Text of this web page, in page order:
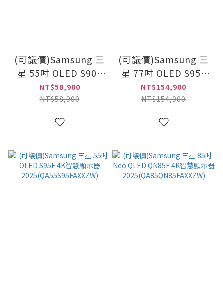
(可議價)Samsung 三
星 55吋 OLED S90F
4K智慧顯示器
2025(QA55S90FAXXZW)
NT$58,900
NT$58,900
(可議價)Samsung 三
星 77吋 OLED S95F
4K智慧顯示器
2025(QA77S95FAXXZW)
NT$154,900
NT$154,900